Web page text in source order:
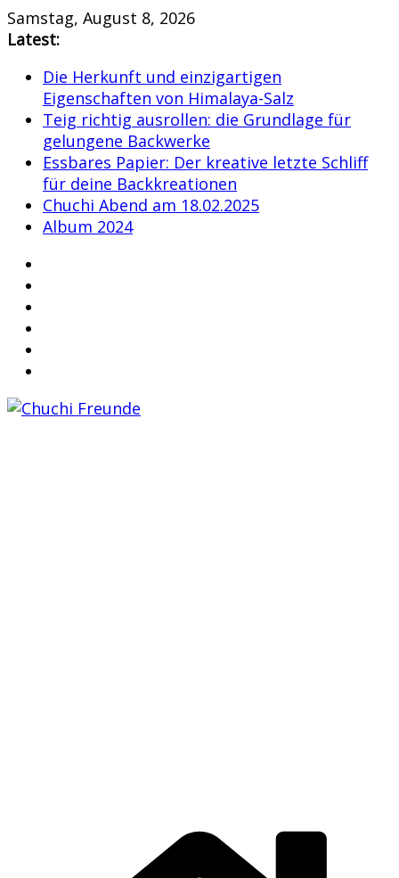
Skip
to
Samstag, August 8, 2026
Latest:
Die Herkunft und einzigartigen
Eigenschaften von Himalaya-Salz
Teig richtig ausrollen: die Grundlage für
gelungene Backwerke
Essbares Papier: Der kreative letzte Schliff
für deine Backkreationen
Chuchi Abend am 18.02.2025
Album 2024